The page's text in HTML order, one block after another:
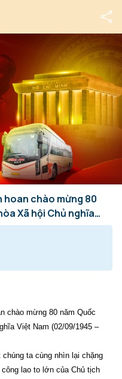
hoan chào mừng 80
Xã hội Chủ nghĩa
2025).
chào mừng 80 năm Quốc
Việt Nam (02/09/1945 –
ta cùng nhìn lại chặng
lao to lớn của Chủ tịch